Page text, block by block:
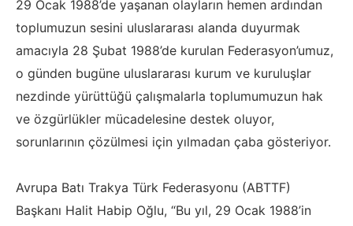
29 Ocak 1988’de yaşanan olayların hemen ardından
toplumuzun sesini uluslararası alanda duyurmak
amacıyla 28 Şubat 1988’de kurulan Federasyon’umuz,
o günden bugüne uluslararası kurum ve kuruluşlar
nezdinde yürüttüğü çalışmalarla toplumumuzun hak
ve özgürlükler mücadelesine destek oluyor,
sorunlarının çözülmesi için yılmadan çaba gösteriyor.
Avrupa Batı Trakya Türk Federasyonu (ABTTF)
Başkanı Halit Habip Oğlu, “Bu yıl, 29 Ocak 1988’in